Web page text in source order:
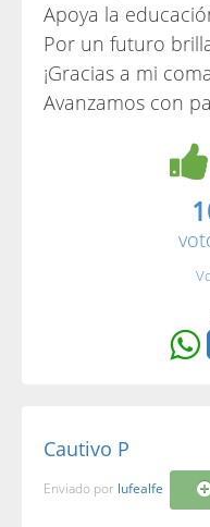
Apoya la
Por un futuro
¡Gracias a mi
Avanzamos con
Cautivo P
Enviado por lufealfe